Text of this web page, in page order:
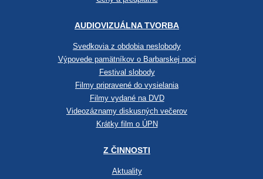
AUDIOVIZUÁLNA TVORBA
Svedkovia z obdobia neslobody
Výpovede pamätníkov o Barbarskej noci
Festival slobody
Filmy pripravené do vysielania
Filmy vydané na DVD
Videozáznamy diskusných večerov
Krátky film o ÚPN
Z ČINNOSTI
Aktuality